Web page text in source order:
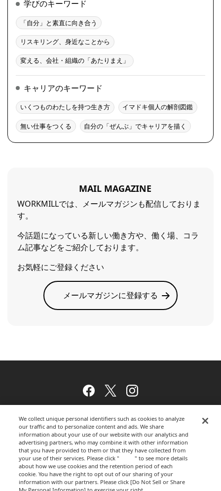
学びのキーワード
「自分」と素直に向き合う
リスキリング、身近なことから
変える、会社・組織の「あたりまえ」
キャリアのキーワード
いくつものわたしを持つ生き方 イマドキ個人の解剖図鑑
無い仕事をつくる 自分の「ぜんぶ」でキャリアを描く
MAIL MAGAZINE
WORKMILLでは、メールマガジンも配信しておりま
す。
今話題になっている新しい働き方や、働く場、コラ
ム記事などをご紹介しております。
お気軽にご登録ください
メールマガジンに登録する
Facebook
TwitterInstagram
ウェブサイトのご利用について
プライバシーポリシー
We collect unique personal identifiers such as cookies to analyze
our traffic and to personalize content and ads. We share
information about your use of our website with our analytics and
advertising partners, who may combine it with other information
that you have provided to them or that they have collected from
your use of their services. Please click "
here" to see more details
about how we use cookies and the retention period of each
cookie. You have the right to opt out of our sharing of your
information with our partners. Please click [Do Not Sell or Share